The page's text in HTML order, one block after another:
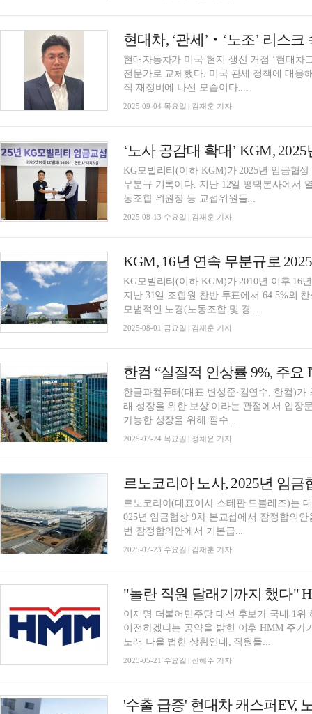
현대자동차가 미국 현지 생산 거점 ‘현대차
전문가로 교체했다. 미국 관세 정책에 대응
직 재정비에 나선 모습이다....
2025-09-04 목요일 | 김재훈 기자
‘노사 공감대 확대’ KGM,
KG모빌리티(이하 KGM)가 2025년 임금협
무분규 기록이다. 지난 12일 평택본사에서 열린 조인식에는 황기영 KGM 대표이사와 노철 노
동조합 위원장 등 교섭위원들...
2025-08-13 수요일 | 김재훈 기자
KGM, 16년 연속 무분규로
KG모빌리티(이하 KGM)가 2010년 이후 16년 연
지난 31일 조합원 찬반 투표에서 64.5%의
모범적인 노경(노동조합 및 경...
2025-08-01 금요일 | 김재훈 기자
한컴 “실질적 인상률 9%, 주요
한글과컴퓨터(대표 변성준·김연수, 한컴)
래 성장을 위한 보상'이라는 관점에서 입장
가능한 성장을 위해 필수...
2025-07-24 목요일 | 정채윤 기자
르노코리아 노사, 2025년 임금
르노코리아(대표이사 스테판 드블레즈)는
025년 임금협상 9차 본교섭에서 잠정합의안을 도출했다
번 잠정합의안에서 기본급...
2025-07-23 수요일 | 김재훈 기자
"놀란 직원 달래기까지 했다"
이재명 더불어민주당 대선 후보가 국내 1
이전하겠다는 공약을 밝힌 이후 HMM 주가
노래 나올 법한 상황인데, 직원들...
2025-05-21 수요일 | 신혜주 기자
'수출 급증' 현대차 캐스퍼EV,